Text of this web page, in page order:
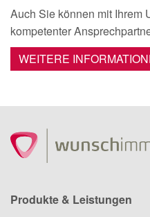
Auch Sie können mit Ihrem
kompetenter
WEITERE
Produkte & Leistungen